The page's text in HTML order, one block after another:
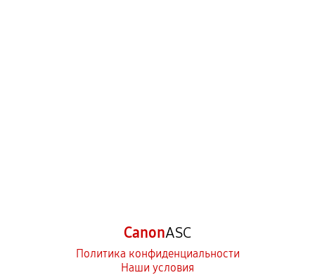
CanonASC
Политика конфиденциальности
Наши условия